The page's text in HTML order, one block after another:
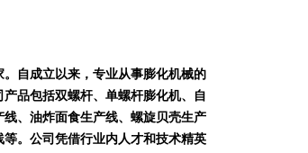
自成立以来，专业从事膨化机械的
品包括双螺杆、单螺杆膨化机、自
、油炸面食生产线、螺旋贝壳生产
。公司凭借行业内人才和技术精英